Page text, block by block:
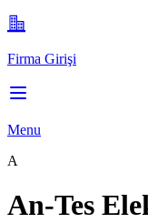
Firma Girişi
Menu
A
An-Tes